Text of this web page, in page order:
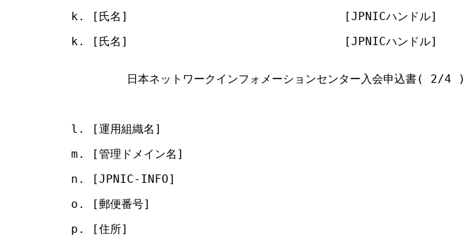
k. [氏名]                               [JPNICハンドル]
k. [氏名]                               [JPNICハンドル]
        日本ネットワークインフォメーションセンター入会申込書( 2/4 )
l. [運用組織名]
m. [管理ドメイン名]
n. [JPNIC-INFO]
o. [郵便番号]
p. [住所]